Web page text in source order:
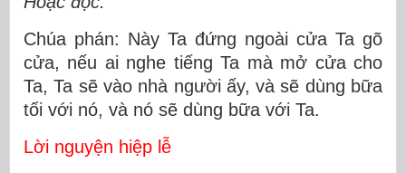
Chúa phán: Này Ta đứng ngoài cửa Ta gõ
cửa, nếu ai nghe tiếng Ta mà mở cửa cho
Ta, Ta sẽ vào nhà người ấy, và sẽ dùng bữa
tối với nó, và nó sẽ dùng bữa với Ta.
Lời nguyện hiệp lễ